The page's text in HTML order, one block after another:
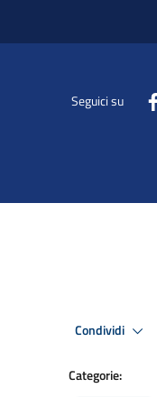
Seguici su
Condividi
Categorie: